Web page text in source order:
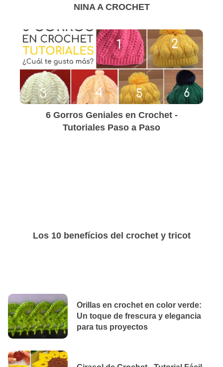
NINA A CROCHET
6 Gorros Geniales en Crochet -
Tutoriales Paso a Paso
Los 10 benefícios del crochet y tricot
Orillas en crochet en color verde:
Un toque de frescura y elegancia
para tus proyectos